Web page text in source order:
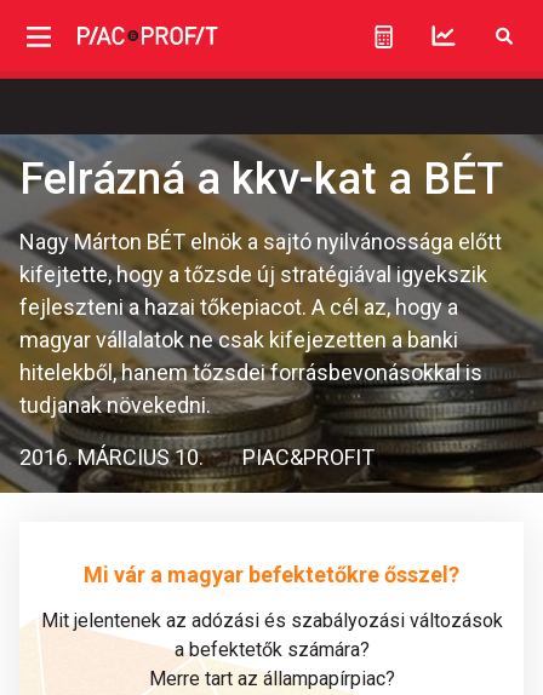
Felrázná a kkv-kat a BÉT
Nagy Márton BÉT elnök a sajtó nyilvánossága előtt
kifejtette, hogy a tőzsde új stratégiával igyekszik
fejleszteni a hazai tőkepiacot. A cél az, hogy a
magyar vállalatok ne csak kifejezetten a banki
hitelekből, hanem tőzsdei forrásbevonásokkal is
tudjanak növekedni.
2016. MÁRCIUS 10. PIAC&PROFIT
Mi vár a magyar befektetőkre ősszel?
Mit jelentenek az adózási és szabályozási változások
a befektetők számára?
Merre tart az állampapírpiac?